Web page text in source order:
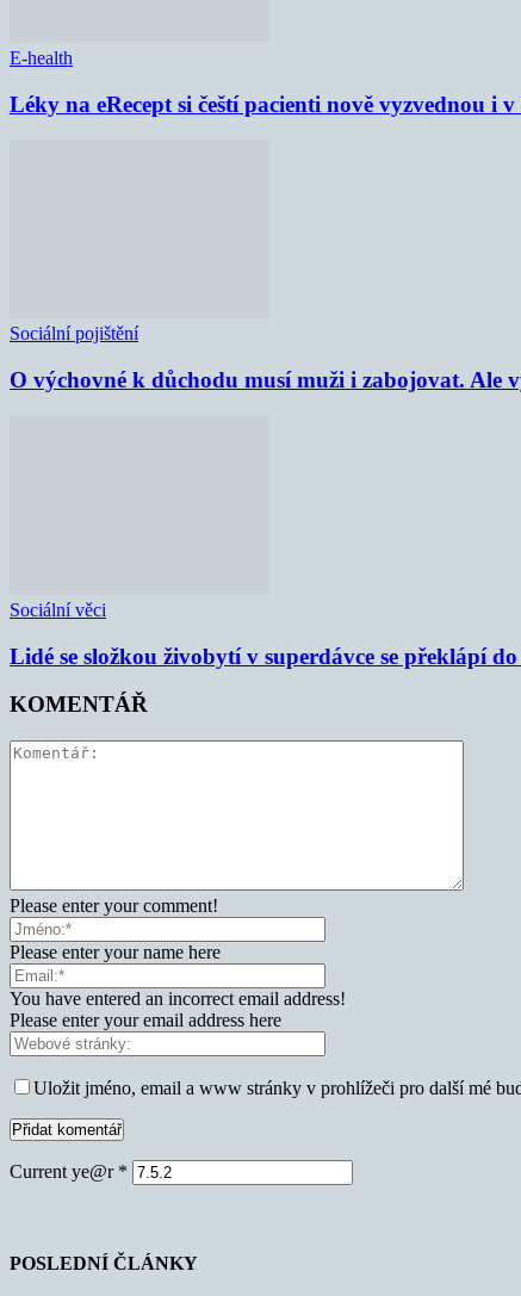
E-health
Léky na eRecept si čeští pacienti nově vyzvednou i
Sociální pojištění
O výchovné k důchodu musí muži i zabojovat. Ale
Sociální věci
Lidé se složkou živobytí v superdávce se překlápí
KOMENTÁŘ
Please enter your comment!
Please enter your name here
You have entered an incorrect email address!
Please enter your email address here
Uložit jméno, email a www stránky v prohlížeči pro další mé
Current ye@r *
POSLEDNÍ ČLÁNKY